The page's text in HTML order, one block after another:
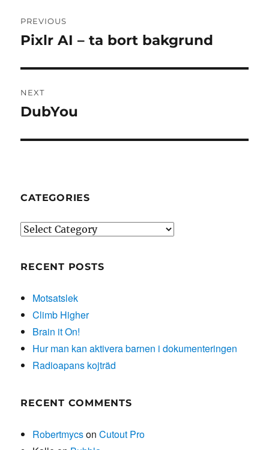
navigation
PREVIOUS
Previous
Pixlr AI – ta bort bakgrund
NEXT
Next
DubYou
CATEGORIES
Categories
RECENT POSTS
Motsatslek
Climb Higher
Brain it On!
Hur man kan aktivera barnen i dokumenteringen
Radioapans kojträd
RECENT COMMENTS
RobertmycsonCutout Pro